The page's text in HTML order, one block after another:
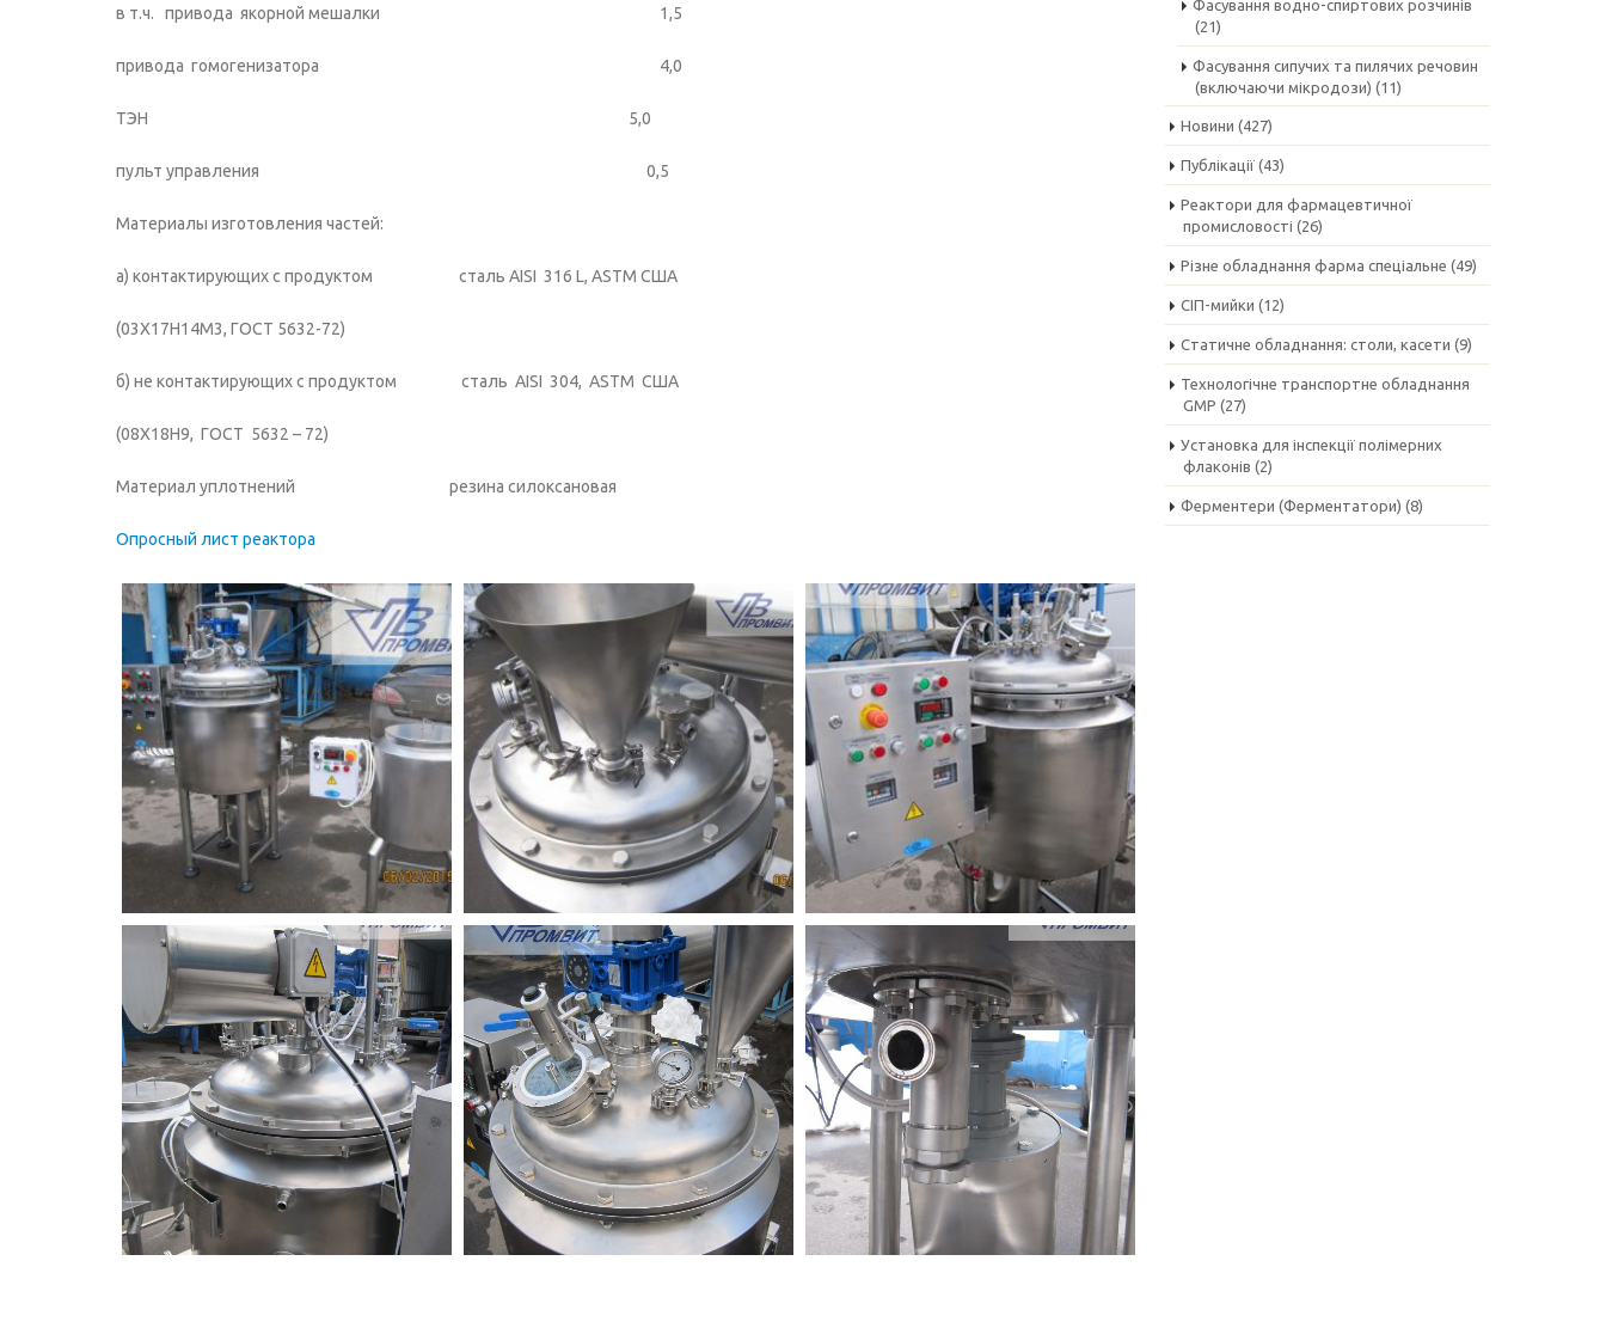
в т.ч. привода якорной мешалки 1,5
привода гомогенизатора 4,0
ТЭН 5,0
пульт управления 0,5
Материалы изготовления частей:
а) контактирующих с продуктом сталь AISI 316 L, АSTM США
(03Х17Н14М3, ГОСТ 5632-72)
б) не контактирующих с продуктом сталь AISI 304, ASTM США
(08Х18Н9, ГОСТ 5632 – 72)
Материал уплотнений резина силоксановая
Опросный лист реактора
Фасування водно-спиртових розчинів
(21)
Фасування сипучих та пилячих речовин
(включаючи мікродози) (11)
Новини (427)
Публікації(43)
Реактори для фармацевтичної
промисловості (26)
Різне обладнання фарма спеціальне (49)
СІП-мийки (12)
Статичне обладнання: столи, касети (9)
Технологічне транспортне обладнання
GMP (27)
Установка для інспекції полімерних
флаконів (2)
Ферментери (Ферментатори) (8)